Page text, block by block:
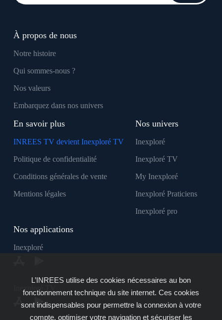
À propos de nous
Notre histoire
Qui sommes-nous ?
Nos valeurs
Embarquez dans nos univers
En savoir plus
INREES TV devient Inexploré TV
Politique de confidentialité
Conditions générales de vente
Mentions légales
Nos univers
Inexploré
Inexploré TV
My Inexploré
Inexploré Praticiens
Inexploré pro
Nos applications
Inexploré
Inexploré TV
L’INREES utilise des cookies nécessaires au bon
fonctionnement technique du site internet. Ces cookies
sont indispensables pour permettre la connexion à votre
compte, optimiser votre navigation et sécuriser les